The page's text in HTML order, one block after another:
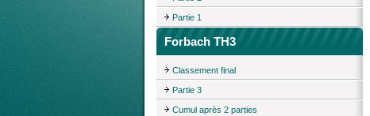
Partie 1
Forbach TH3
Classement final
Partie 3
Cumul après 2 parties